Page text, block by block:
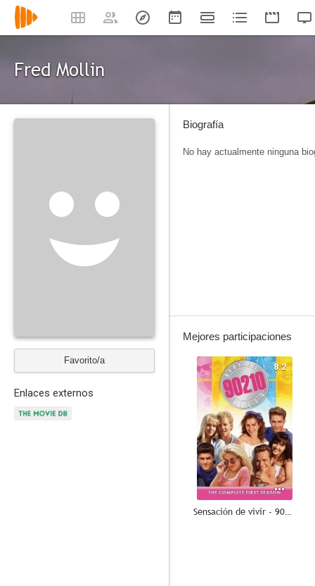
Fred Mollin
Favorito/a
Enlaces externos
Biografía
No hay actualmente ninguna
Mejores participaciones
8.2
Sensación de vivir - 90210